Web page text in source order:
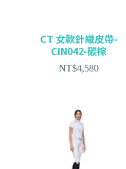
CT 女款針織皮帶-
CIN042-碳棕
NT$4,580